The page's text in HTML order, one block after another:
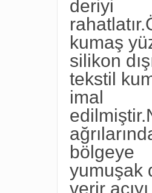
deriyi
kumaş
silikon
tekstil
imal
bölgeye
yumuşak
verir acıyı